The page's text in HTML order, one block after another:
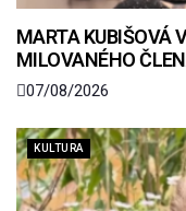
MARTA KUBIŠOVÁ
MILOVANÉHO
07/08/2026
KULTURA